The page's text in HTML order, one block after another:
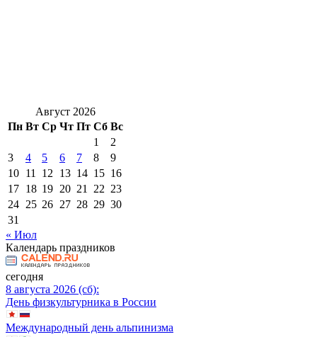
Август 2026
Пн Вт Ср Чт Пт Сб Вс
1
2
3
4 5 6 7 8
9
10 11 12 13 14 15 16
17 18 19 20 21 22 23
24 25 26 27 28 29 30
31
« Июл
Календарь праздников
сегодня
8 августа 2026 (сб):
День физкультурника в России
Международный день альпинизма